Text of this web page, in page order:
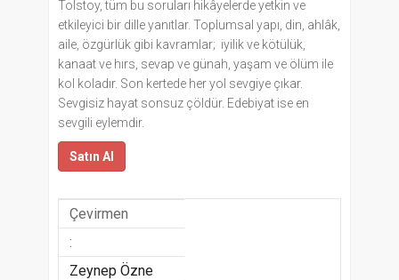
Tolstoy, tüm bu soruları hikâyelerde yetkin ve
etkileyici bir dille yanıtlar. Toplumsal yapı, din, ahlâk,
aile, özgürlük gibi kavramlar; iyilik ve kötülük,
kanaat ve hırs, sevap ve günah, yaşam ve ölüm ile
kol koladır. Son kertede her yol sevgiye çıkar.
Sevgisiz hayat sonsuz çöldür. Edebiyat ise en
sevgili eylemdir.
Satın Al
Çevirmen
:
Zeynep Özne